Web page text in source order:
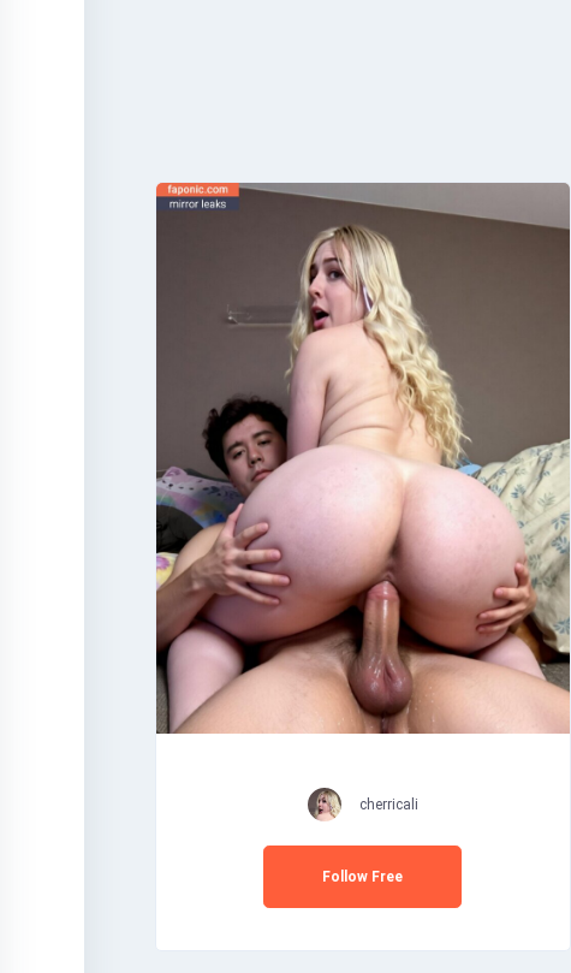
cherricali
Follow Free